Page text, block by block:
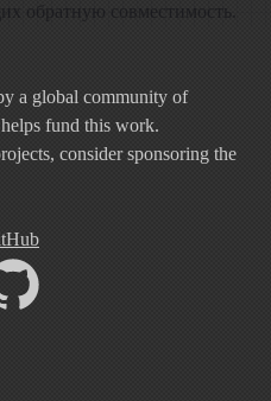
обратную совместимость.
a global community of
helps fund this work.
consider sponsoring the